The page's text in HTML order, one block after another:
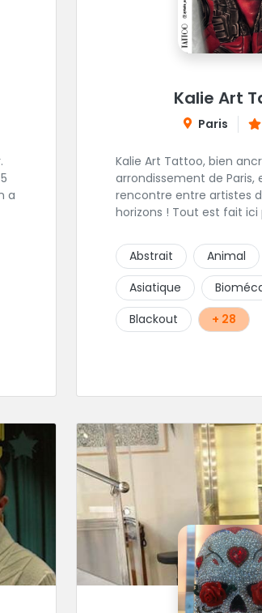
a
Kalie Art
Paris
Kalie Art Tattoo, bien
arrondissement de Paris,
rencontre entre artistes
horizons ! Tout est fait
projet.
Abstrait Animal
Asiatique
Blackout
+ 28